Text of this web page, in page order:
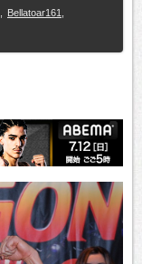
Bellatoar161